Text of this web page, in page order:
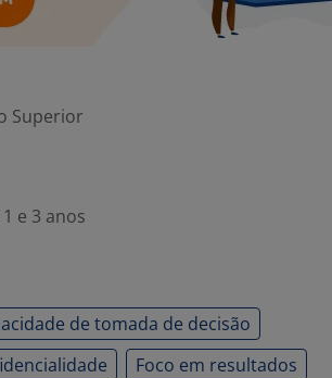
Superior
e 3 anos
de tomada de decisão
Foco em resultados